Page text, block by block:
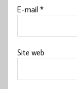
E-mail*
Site web